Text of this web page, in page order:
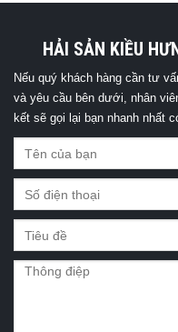
HẢI SẢN KIỀU
Nếu quý khách hàng cần tư
và yêu cầu bên dưới, nhân
kết sẽ gọi lại bạn nhanh nhất